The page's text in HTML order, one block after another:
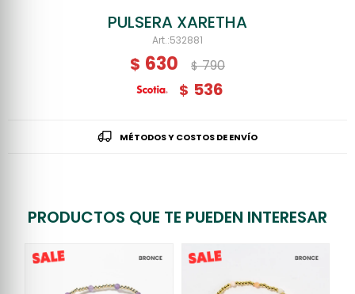
PULSERA XARETHA
532881
$ 630 $ 790
$ 536
MÉTODOS Y COSTOS DE ENVÍO
PRODUCTOS QUE TE PUEDEN INTERESAR